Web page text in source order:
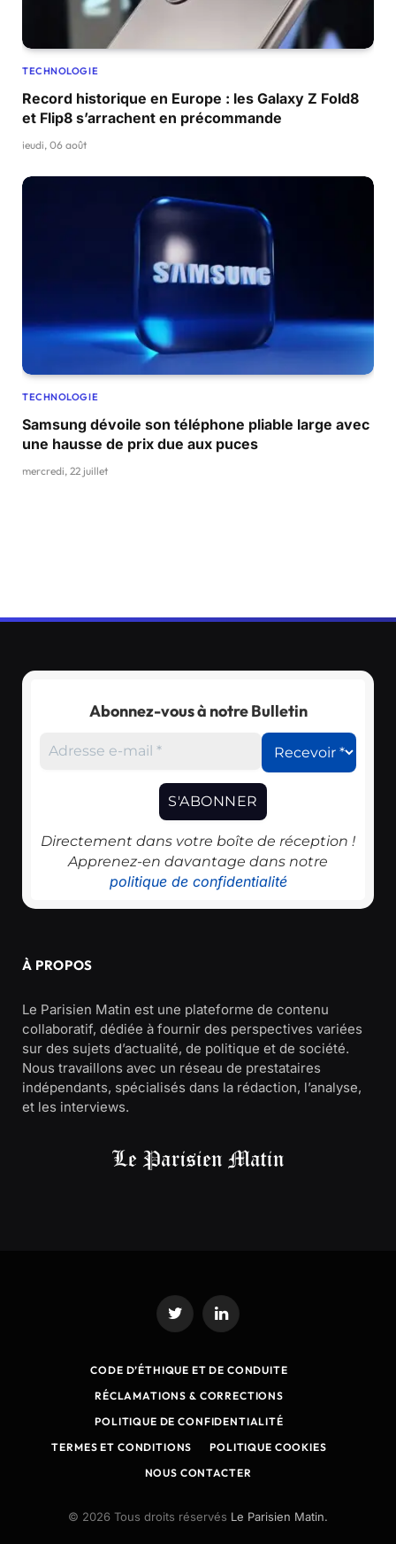
TECHNOLOGIE
Record historique en Europe : les Galaxy Z Fold8
et Flip8 s’arrachent en précommande
jeudi, 06 août
TECHNOLOGIE
Samsung dévoile son téléphone pliable large avec
une hausse de prix due aux puces
mercredi, 22 juillet
Abonnez-vous à notre Bulletin
Directement dans votre boîte de réception !
Apprenez-en davantage dans notre
politique de confidentialité
À PROPOS
Le Parisien Matin est une plateforme de contenu
collaboratif, dédiée à fournir des perspectives variées
sur des sujets d’actualité, de politique et de société.
Nous travaillons avec un réseau de prestataires
indépendants, spécialisés dans la rédaction, l’analyse,
et les interviews.
Twitter LinkedIn
CODE D’ÉTHIQUE ET DE CONDUITE
RÉCLAMATIONS & CORRECTIONS
POLITIQUE DE CONFIDENTIALITÉ
TERMES ET CONDITIONS
POLITIQUE COOKIES
NOUS CONTACTER
© 2026 Tous droits réservés Le Parisien Matin.